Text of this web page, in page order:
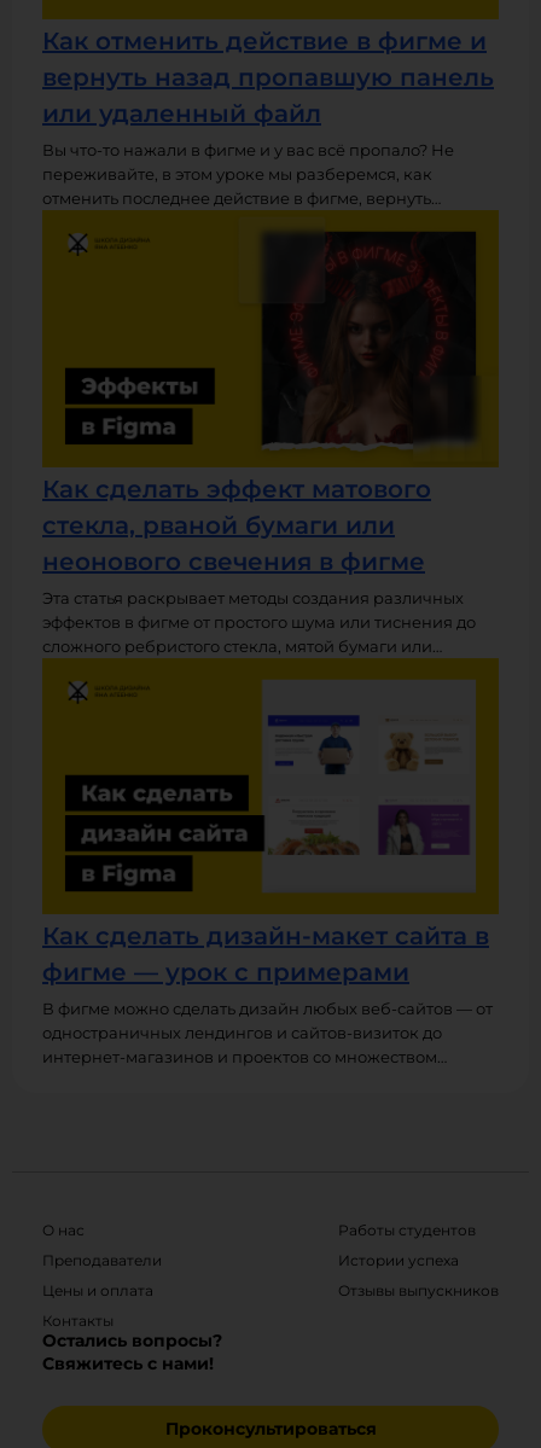
Как отменить действие в фигме и
вернуть назад пропавшую панель
или удаленный файл
Вы что-то нажали в фигме и у вас всё пропало? Не
переживайте, в этом уроке мы разберемся, как
отменить последнее действие в фигме, вернуть
восстановить удаленный файл или вернуться назад на
несколько шагов к предыдущей версии. О том, как
отменить отмену и вернуться на шаг вперед, также
Как сделать эффект матового
стекла, рваной бумаги или
неонового свечения в фигме
Эта статья раскрывает методы создания различных
эффектов в фигме от простого шума или тиснения до
сложного ребристого стекла, мятой бумаги или
размытия и плагины для создания необычных и
красивых эффектов. Для лучшего понимания
рекомендую смотреть данный урок в видео-формате.
Как сделать дизайн-макет сайта в
фигме — урок с примерами
В фигме можно сделать дизайн любых веб-сайтов — от
одностраничных лендингов и сайтов-визиток до
интернет-магазинов и проектов со множеством
О нас
Преподаватели
Цены и оплата
Контакты
Работы студентов
Истории успеха
Отзывы выпускников
Остались вопросы?
Свяжитесь с нами!
Проконсультироваться